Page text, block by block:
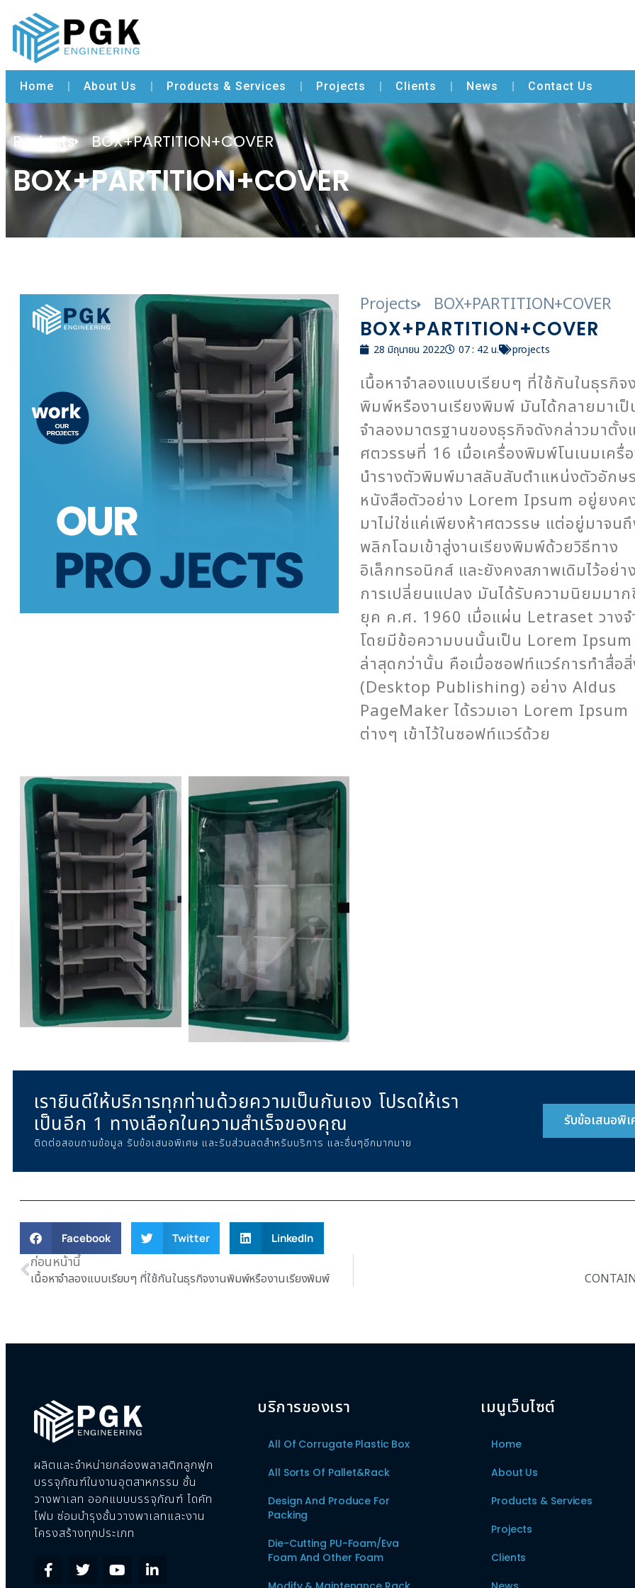
Home About Us Products & Services Projects Clients News Contact Us
Projects BOX+PARTITION+COVER
BOX+PARTITION+COVER
Projects BOX+PARTITION+COVER
BOX+PARTITION+COVER
28 มิถุนายน 2022 07 : 42 น. projects
เนื้อหาจำลองแบบเรียบๆ ที่ใช้กันในธุรกิจ
พิมพ์หรืองานเรียงพิมพ์ มันได้กลายมาเป็
จำลองมาตรฐานของธุรกิจดังกล่าวมาตั้ง
ศตวรรษที่ 16 เมื่อเครื่องพิมพ์โนเนมเครื่
นำรางตัวพิมพ์มาสลับสับตำแหน่งตัวอักษ
หนังสือตัวอย่าง Lorem Ipsum อยู่ยงค
มาไม่ใช่แค่เพียงห้าศตวรรษ แต่อยู่มาจน
พลิกโฉมเข้าสู่งานเรียงพิมพ์ด้วยวิธีทาง
อิเล็กทรอนิกส์ และยังคงสภาพเดิมไว้อย่า
การเปลี่ยนแปลง มันได้รับความนิยมมาก
ยุค ค.ศ. 1960 เมื่อแผ่น Letraset วางจ
โดยมีข้อความบนนั้นเป็น Lorem Ipsum
ล่าสุดกว่านั้น คือเมื่อซอฟท์แวร์การทำสื่อ
(Desktop Publishing) อย่าง Aldus
PageMaker ได้รวมเอา Lorem Ipsum
ต่างๆ เข้าไว้ในซอฟท์แวร์ด้วย
เรายินดีให้บริการทุกท่านด้วยความเป็นกันเอง โปรดให้เรา
เป็นอีก 1 ทางเลือกในความสำเร็จของคุณ
ติดต่อสอบถามข้อมูล รับข้อเสนอพิเศษ และรับส่วนลดสำหรับบริการ และอื่นๆอีกมากมาย
รับข้อเสนอพิ
Facebook Twitter LinkedIn
ก่อนหน้านี้
เนื้อหาจำลองแบบเรียบๆ ที่ใช้กันในธุรกิจงานพิมพ์หรืองานเรียงพิมพ์
ผลิตและจำหน่ายกล่องพลาสติกลูกฟูก
บรรจุภัณฑ์ในงานอุตสาหกรรม ชั้น
วางพาเลท ออกแบบบรรจุภัณฑ์ ไดคัท
โฟม ซ่อมบำรุงชั้นวางพาเลทและงาน
โครงสร้างทุกประเภท
บริการของเรา
All Of Corrugate Plastic Box
All Sorts Of Pallet&Rack
Design And Produce For
Packing
Die-Cutting PU-Foam/Eva
Foam And Other Foam
เมนูเว็บไซต์
Home
About Us
Products & Services
Projects
Clients